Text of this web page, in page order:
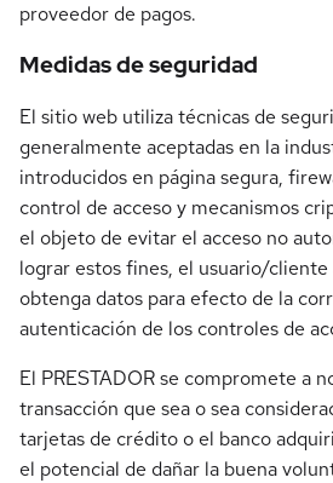
proveedor de pagos.
Medidas de seguridad
El sitio web utiliza técnicas de
generalmente aceptadas en la
introducidos en página segura,
control de acceso y mecanismos
el objeto de evitar el acceso no
lograr estos fines, el usuario/
obtenga datos para efecto de la
autenticación de los controles de
El PRESTADOR se compromete a
transacción que sea o sea
tarjetas de crédito o el banco
el potencial de dañar la buena